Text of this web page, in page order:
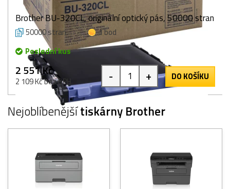
Brother BU-320CL, originální optický pás, 50000 stran
50000 stran
1 bod
Poslední kus
2 551 Kč
2 109 Kč bez DPH - + DO KOŠÍKU
Nejoblíbenějšítiskárny Brother